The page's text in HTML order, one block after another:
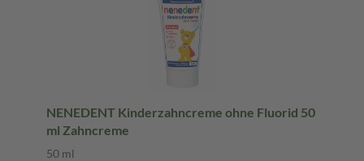
NENEDENT Kinderzahncreme ohne Fluorid 50
ml Zahncreme
50 ml